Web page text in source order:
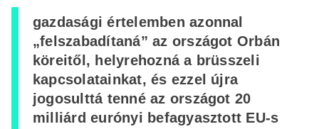
gazdasági értelemben azonnal
„felszabadítaná” az országot Orbán
köreitől, helyrehozná a brüsszeli
kapcsolatainkat, és ezzel újra
jogosulttá tenné az országot 20
milliárd eurónyi befagyasztott EU-s